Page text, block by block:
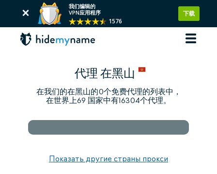
我们编辑的
VPN应用程序
1576
下载
代理 在黑山
在我们的在黑山的0个免费代理的列表中，
在世界上69 国家中有16304个代理。
Показать другие страны прокси